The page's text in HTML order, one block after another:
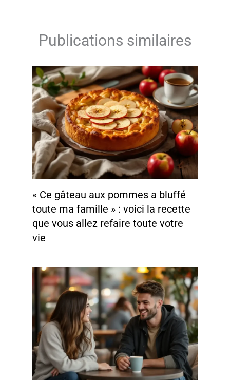
Publications similaires
« Ce gâteau aux pommes a bluffé
toute ma famille » : voici la recette
que vous allez refaire toute votre
vie